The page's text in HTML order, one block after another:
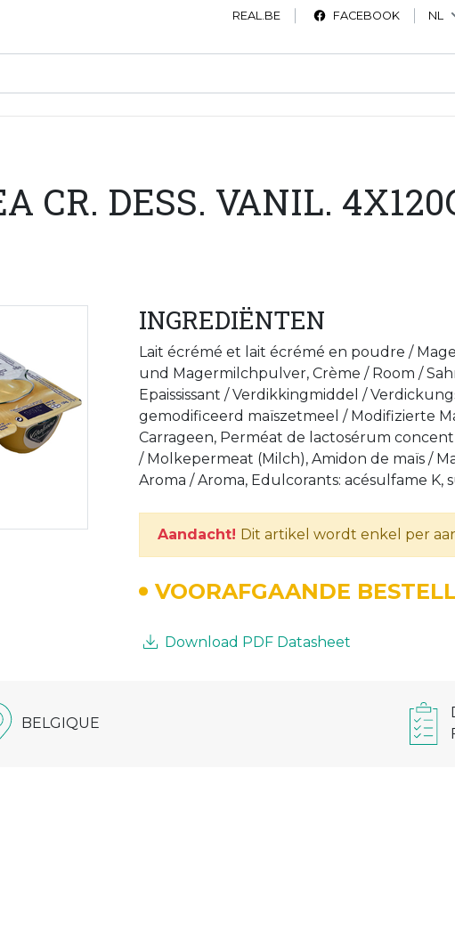
REAL.BE FACEBOOK NL
CR. DESS. VANIL.
INGREDIËNTEN
Lait écrémé et lait écrémé en poudre /
und Magermilchpulver, Crème / Room /
Epaississant / Verdikkingmiddel /
gemodificeerd maïszetmeel / Modifizierte
Carrageen, Perméat de lactosérum
/ Molkepermeat (Milch), Amidon de maïs /
Aroma / Aroma, Edulcorants: acésulfame K,
Aandacht! Dit artikel wordt enkel per
VOORAFGAANDE
Download PDF Datasheet
BELGIQUE